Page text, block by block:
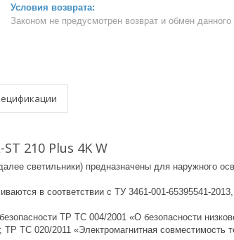
Законом не предусмотрен возврат и обмен
210 Plus 4K W
светильники) предназначены для наружного
в соответствии с ТУ 3461-001-65395541-
ТР ТС 004/2001 «О безопасности
ТС 020/2011 «Электромагнитная совместимость